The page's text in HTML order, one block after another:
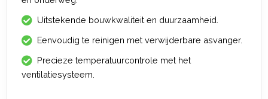
Uitstekende bouwkwaliteit en duurzaamheid.
Eenvoudig te reinigen met verwijderbare asvanger.
Precieze temperatuurcontrole met het
ventilatiesysteem.